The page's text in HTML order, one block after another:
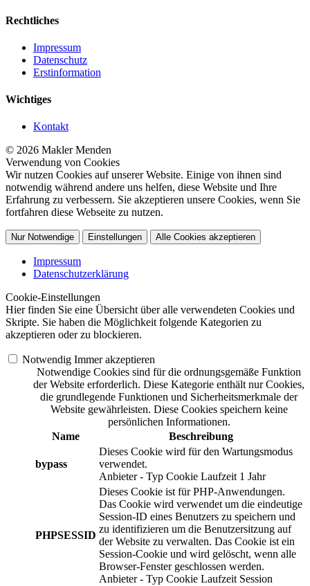
Rechtliches
Impressum
Datenschutz
Erstinformation
Wichtiges
Kontakt
© 2026 Makler Menden
Verwendung von Cookies
Wir nutzen Cookies auf unserer Website. Einige von ihnen sind
notwendig während andere uns helfen, diese Website und Ihre
Erfahrung zu verbessern. Sie akzeptieren unsere Cookies, wenn Sie
fortfahren diese Webseite zu nutzen.
Nur Notwendige Einstellungen Alle Cookies akzeptieren
Impressum
Datenschutzerklärung
Cookie-Einstellungen
Hier finden Sie eine Übersicht über alle verwendeten Cookies und
Skripte. Sie haben die Möglichkeit folgende Kategorien zu
akzeptieren oder zu blockieren.
Notwendig Immer akzeptieren
Notwendige Cookies sind für die ordnungsgemäße Funktion
der Website erforderlich. Diese Kategorie enthält nur Cookies,
die grundlegende Funktionen und Sicherheitsmerkmale der
Website gewährleisten. Diese Cookies speichern keine
persönlichen Informationen.
Name
Beschreibung
bypass
Dieses Cookie wird für den Wartungsmodus
verwendet.
Anbieter - Typ Cookie Laufzeit 1 Jahr
PHPSESSID
Dieses Cookie ist für PHP-Anwendungen.
Das Cookie wird verwendet um die eindeutige
Session-ID eines Benutzers zu speichern und
zu identifizieren um die Benutzersitzung auf
der Website zu verwalten. Das Cookie ist ein
Session-Cookie und wird gelöscht, wenn alle
Browser-Fenster geschlossen werden.
Anbieter - Typ Cookie Laufzeit Session